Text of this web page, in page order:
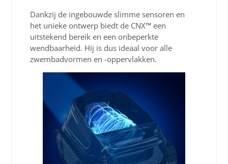
Dankzij de ingebouwde slimme sensoren en
het unieke ontwerp biedt de CNX™ een
uitstekend bereik en een onbeperkte
wendbaarheid. Hij is dus ideaal voor alle
zwembadvormen en -oppervlakken.